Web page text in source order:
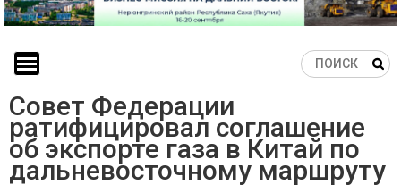
Совет Федерации
ратифицировал соглашение
об экспорте газа в Китай по
дальневосточному маршруту